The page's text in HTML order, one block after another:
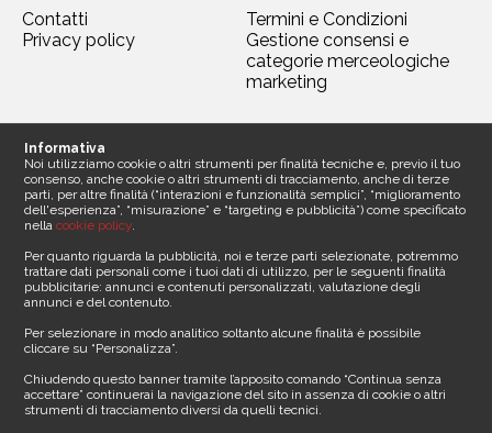
Contattaci
Sede legale
Via Dottesio 8
22100 Como ()
Partita iva 11305210012
Telefono
Contatti
Termini e Condizioni
Privacy policy
Gestione consensi e
categorie merceologiche
marketing
Informativa
Noi utilizziamo cookie o altri strumenti per finalità tecniche e, previo il tuo
consenso, anche cookie o altri strumenti di tracciamento, anche di terze
parti, per altre finalità (“interazioni e funzionalità semplici”, “miglioramento
dell'esperienza”, “misurazione” e “targeting e pubblicità”) come specificato
nellacookie policy.
Per quanto riguarda la pubblicità, noi e terze parti selezionate, potremmo
trattare dati personali come i tuoi dati di utilizzo, per le seguenti finalità
pubblicitarie: annunci e contenuti personalizzati, valutazione degli
annunci e del contenuto.
Per selezionare in modo analitico soltanto alcune finalità è possibile
cliccare su “Personalizza”.
Chiudendo questo banner tramite l’apposito comando “Continua senza
accettare” continuerai la navigazione del sito in assenza di cookie o altri
strumenti di tracciamento diversi da quelli tecnici.